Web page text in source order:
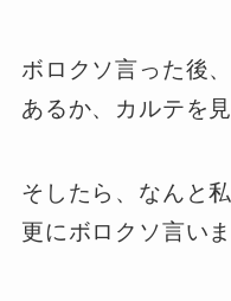
ボロクソ言った後
あるか、カルテを見
そしたら、なんと
更にボロクソ言いま